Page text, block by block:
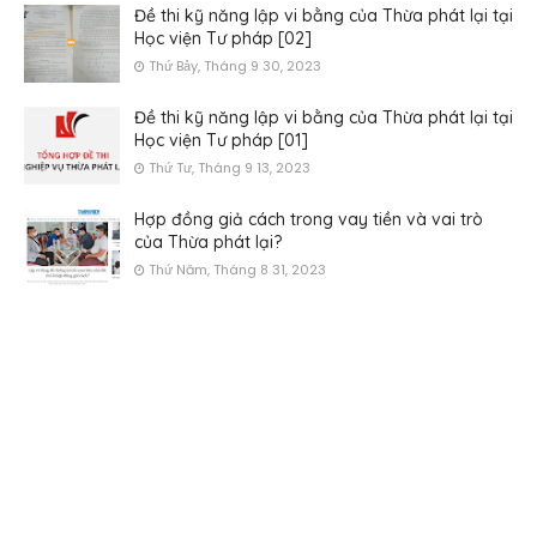
Đề thi kỹ năng lập vi bằng của Thừa phát lại tại
Học viện Tư pháp [02]
Thứ Bảy, Tháng 9 30, 2023
Đề thi kỹ năng lập vi bằng của Thừa phát lại tại
Học viện Tư pháp [01]
Thứ Tư, Tháng 9 13, 2023
Hợp đồng giả cách trong vay tiền và vai trò
của Thừa phát lại?
Thứ Năm, Tháng 8 31, 2023